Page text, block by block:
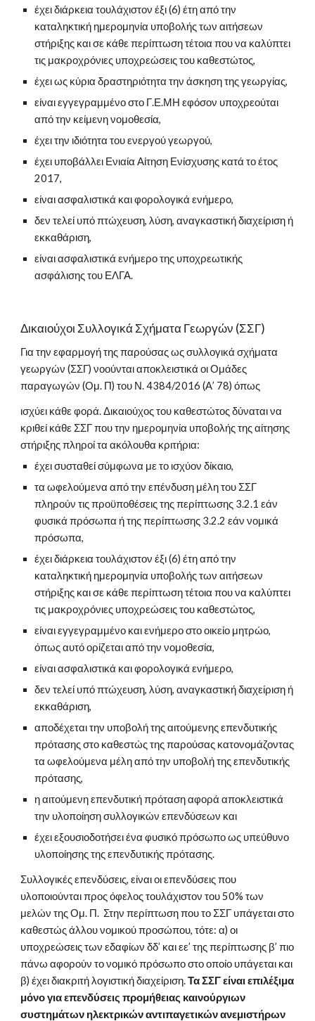
έχει διάρκεια τουλάχιστον έξι (6) έτη από την
καταληκτική ημερομηνία υποβολής των αιτήσεων
στήριξης και σε κάθε περίπτωση τέτοια που να καλύπτει
τις μακροχρόνιες υποχρεώσεις του καθεστώτος,
έχει ως κύρια δραστηριότητα την άσκηση της γεωργίας,
είναι εγγεγραμμένο στο Γ.Ε.ΜΗ εφόσον υποχρεούται
από την κείμενη νομοθεσία,
έχει την ιδιότητα του ενεργού γεωργού,
έχει υποβάλλει Ενιαία Αίτηση Ενίσχυσης κατά το έτος
2017,
είναι ασφαλιστικά και φορολογικά ενήμερο,
δεν τελεί υπό πτώχευση, λύση, αναγκαστική διαχείριση ή
εκκαθάριση,
είναι ασφαλιστικά ενήμερο της υποχρεωτικής
ασφάλισης του ΕΛΓΑ.
Δικαιούχοι Συλλογικά Σχήματα Γεωργών (ΣΣΓ)
Για την εφαρμογή της παρούσας ως συλλογικά σχήματα
γεωργών (ΣΣΓ) νοούνται αποκλειστικά οι Ομάδες
παραγωγών (Ομ. Π) του Ν. 4384/2016 (Α’ 78) όπως
ισχύει κάθε φορά. Δικαιούχος του καθεστώτος δύναται να
κριθεί κάθε ΣΣΓ που την ημερομηνία υποβολής της αίτησης
στήριξης πληροί τα ακόλουθα κριτήρια:
έχει συσταθεί σύμφωνα με το ισχύον δίκαιο,
τα ωφελούμενα από την επένδυση μέλη του ΣΣΓ
πληρούν τις προϋποθέσεις της περίπτωσης 3.2.1 εάν
φυσικά πρόσωπα ή της περίπτωσης 3.2.2 εάν νομικά
πρόσωπα,
έχει διάρκεια τουλάχιστον έξι (6) έτη από την
καταληκτική ημερομηνία υποβολής των αιτήσεων
στήριξης και σε κάθε περίπτωση τέτοια που να καλύπτει
τις μακροχρόνιες υποχρεώσεις του καθεστώτος,
είναι εγγεγραμμένο και ενήμερο στο οικείο μητρώο,
όπως αυτό ορίζεται από την νομοθεσία,
είναι ασφαλιστικά και φορολογικά ενήμερο,
δεν τελεί υπό πτώχευση, λύση, αναγκαστική διαχείριση ή
εκκαθάριση,
αποδέχεται την υποβολή της αιτούμενης επενδυτικής
πρότασης στο καθεστώς της παρούσας κατονομάζοντας
τα ωφελούμενα μέλη από την υποβολή της επενδυτικής
πρότασης,
η αιτούμενη επενδυτική πρόταση αφορά αποκλειστικά
την υλοποίηση συλλογικών επενδύσεων και
έχει εξουσιοδοτήσει ένα φυσικό πρόσωπο ως υπεύθυνο
υλοποίησης της επενδυτικής πρότασης.
Συλλογικές επενδύσεις, είναι οι επενδύσεις που
υλοποιούνται προς όφελος τουλάχιστον του 50% των
μελών της Ομ. Π.  Στην περίπτωση που το ΣΣΓ υπάγεται στο
καθεστώς άλλου νομικού προσώπου, τότε: α) οι
υποχρεώσεις των εδαφίων δδ’ και εε’ της περίπτωσης β’ πιο
πάνω αφορούν το νομικό πρόσωπο στο οποίο υπάγεται και
β) έχει διακριτή λογιστική διαχείριση. Τα ΣΣΓ είναι επιλέξιμα
μόνο για επενδύσεις προμήθειας καινούργιων
συστημάτων ηλεκτρικών αντιπαγετικών ανεμιστήρων